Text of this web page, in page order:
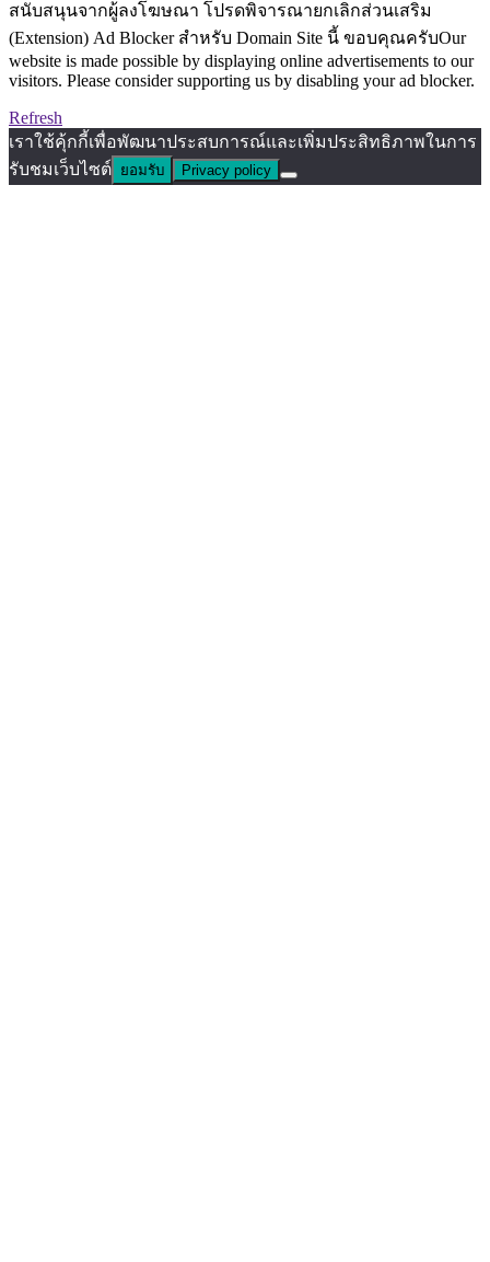
สนับสนุนจากผู้ลงโฆษณา โปรดพิจารณายกเลิกส่วนเสริม
(Extension) Ad Blocker สำหรับ Domain Site นี้ ขอบคุณครับOur
website is made possible by displaying online advertisements to our
visitors. Please consider supporting us by disabling your ad blocker.
Refresh
เราใช้คุ้กกี้เพื่อพัฒนาประสบการณ์และเพิ่มประสิทธิภาพในการ
รับชมเว็บไซต์ ยอมรับ Privacy policy